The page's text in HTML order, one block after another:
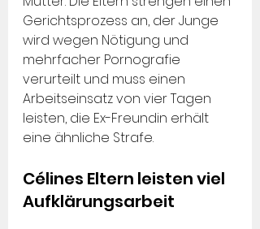
Gerichtsprozess an, der Junge
wird wegen Nötigung und
mehrfacher Pornografie
verurteilt und muss einen
Arbeitseinsatz von vier Tagen
leisten, die Ex-Freundin erhält
eine ähnliche Strafe.
Célines Eltern leisten viel
Aufklärungsarbeit